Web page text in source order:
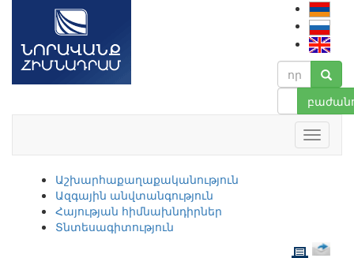
Աշխարհաքաղաքականություն
Ազգային անվտանգություն
Հայության հիմնախնդիրներ
Տնտեսագիտություն